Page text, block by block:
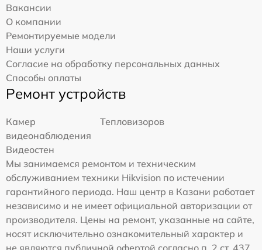
Вакансии
О компании
Ремонтируемые модели
Наши услуги
Согласие на обработку персональных данных
Способы оплаты
Ремонт устройств
Камер
видеонаблюдения
Тепловизоров
Видеостен
Мы занимаемся ремонтом и техническим
обслуживанием техники Hikvision по истечении
гарантийного периода. Наш центр в Казани работает
независимо и не имеет официальной авторизации от
производителя. Цены на ремонт, указанные на сайте,
носят исключительно ознакомительный характер и
не являются публичной офертой согласно п. 2 ст. 437